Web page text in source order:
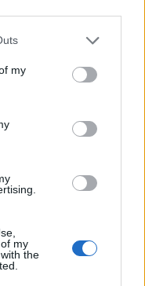
one or more Google
You may click to
third-party tags to
in below Google
my
my
the
az
adatvédelmi